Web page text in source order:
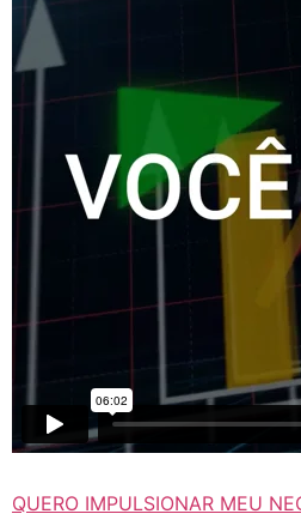
QUERO IMPULSIONAR MEU